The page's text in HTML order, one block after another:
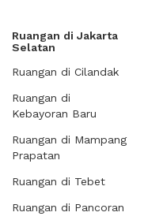
Ruangan di Jakarta
Selatan
Ruangan di Cilandak
Ruangan di
Kebayoran Baru
Ruangan di Mampang
Prapatan
Ruangan di Tebet
Ruangan di Pancoran